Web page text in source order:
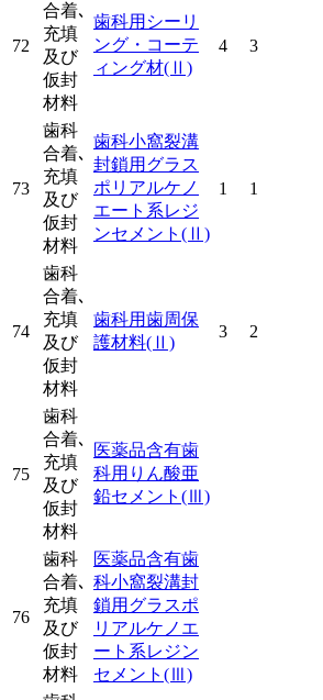
72
合着､
充填
及び
仮封
材料
歯科用シーリ
ング・コーテ
ィング材(Ⅱ)
4 3
73
歯科
合着､
充填
及び
仮封
材料
歯科小窩裂溝
封鎖用グラス
ポリアルケノ
エート系レジ
ンセメント (Ⅱ)
1 1
74
歯科
合着､
充填
及び
仮封
材料
歯科用歯周保
護材料(Ⅱ)
3 2
75
歯科
合着､
充填
及び
仮封
材料
医薬品含有歯
科用りん酸亜
鉛セメント (Ⅲ)
76
歯科
合着､
充填
及び
仮封
材料
医薬品含有歯
科小窩裂溝封
鎖用グラスポ
リアルケノエ
ート系レジン
セメント (Ⅲ)